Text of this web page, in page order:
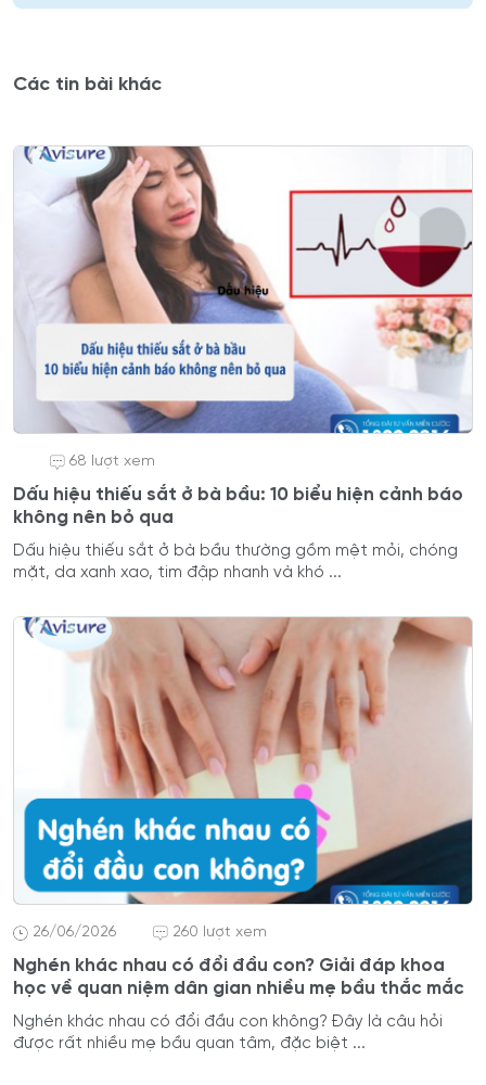
Các tin bài khác
68 lượt xem
Dấu hiệu thiếu sắt ở bà bầu: 10 biểu hiện cảnh báo
không nên bỏ qua
Dấu hiệu thiếu sắt ở bà bầu thường gồm mệt mỏi, chóng
mặt, da xanh xao, tim đập nhanh và khó ...
26/06/2026 260 lượt xem
Nghén khác nhau có đổi đầu con? Giải đáp khoa
học về quan niệm dân gian nhiều mẹ bầu thắc mắc
Nghén khác nhau có đổi đầu con không? Đây là câu hỏi
được rất nhiều mẹ bầu quan tâm, đặc biệt ...